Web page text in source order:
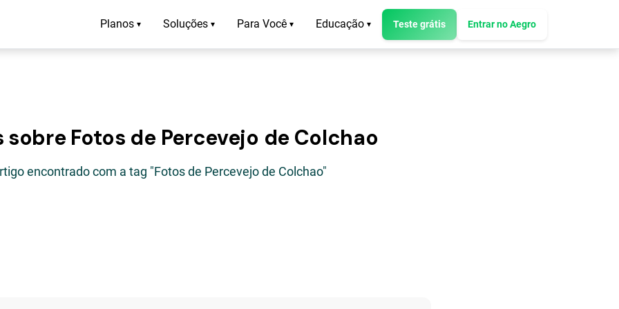
Planos ▾ Soluções ▾ Para Você ▾ Educação ▾ Teste grátis Entrar no Aegro
Fotos de Percevejo de Colchao
encontrado com a tag "Fotos de Percevejo de Colchao"